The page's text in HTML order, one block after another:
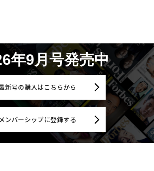
年9月号発売中
新号の購入はこちらから
ンバーシップに登録する